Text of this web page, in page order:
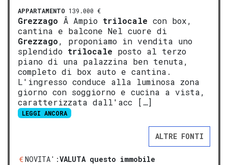
APPARTAMENTO 139.000 €
Grezzago Â Ampio trilocale con box,
cantina e balcone Nel cuore di
Grezzago, proponiamo in vendita uno
splendido trilocale posto al terzo
piano di una palazzina ben tenuta,
completo di box auto e cantina.
L'ingresso conduce alla luminosa zona
giorno con soggiorno e cucina a vista,
caratterizzata dall'acc […]
LEGGI ANCORA
ALTRE FONTI
NOVITA':VALUTA questo immobile